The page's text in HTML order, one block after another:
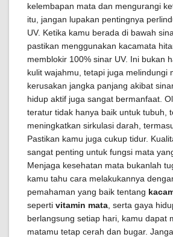
kelembapan mata dan mengurangi
itu, jangan lupakan pentingnya
UV. Ketika kamu berada di bawah
pastikan menggunakan kacamata
memblokir 100% sinar UV. Ini bukan
kulit wajahmu, tetapi juga melindungi
kerusakan jangka panjang akibat
hidup aktif juga sangat bermanfaat.
teratur tidak hanya baik untuk tubuh,
meningkatkan sirkulasi darah,
Pastikan kamu juga cukup tidur.
sangat penting untuk fungsi mata
Menjaga kesehatan mata bukanlah
kamu tahu cara melakukannya
pemahaman yang baik tentang
seperti vitamin mata , serta gaya
berlangsung setiap hari, kamu dapat
matamu tetap cerah dan bugar.